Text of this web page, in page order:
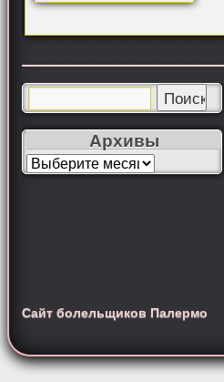
Архивы
Сайт болельщиков Палермо